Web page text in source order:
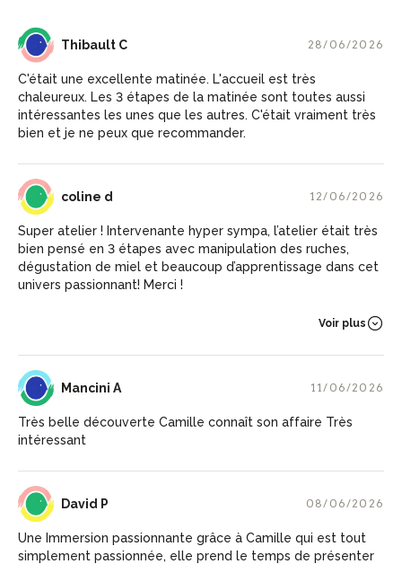
TC Thibault C 28/06/2026
C'était une excellente matinée. L'accueil est très
chaleureux. Les 3 étapes de la matinée sont toutes aussi
intéressantes les unes que les autres. C'était vraiment très
bien et je ne peux que recommander.
CD coline d 12/06/2026
Super atelier ! Intervenante hyper sympa, l’atelier était très
bien pensé en 3 étapes avec manipulation des ruches,
dégustation de miel et beaucoup d’apprentissage dans cet
univers passionnant! Merci !
Voir plus
MA Mancini A 11/06/2026
Très belle découverte Camille connaît son affaire Très
intéressant
DP David P 08/06/2026
Une Immersion passionnante grâce à Camille qui est tout
simplement passionnée, elle prend le temps de présenter